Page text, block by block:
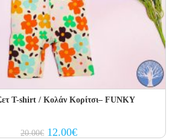
Τ-shirt / Κολάν Κορίτσι– FUNKY
20.00€ Original
12.00€Current